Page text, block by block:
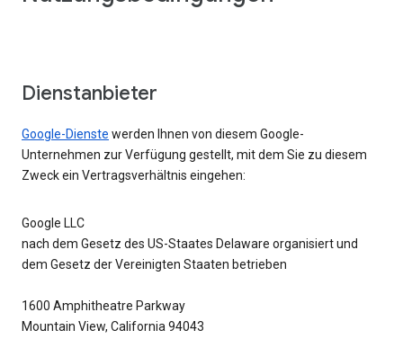
Dienstanbieter
Google-Dienste werden Ihnen von diesem Google-
Unternehmen zur Verfügung gestellt, mit dem Sie zu diesem
Zweck ein Vertragsverhältnis eingehen:
Google LLC
nach dem Gesetz des US-Staates Delaware organisiert und
dem Gesetz der Vereinigten Staaten betrieben
1600 Amphitheatre Parkway
Mountain View, California 94043